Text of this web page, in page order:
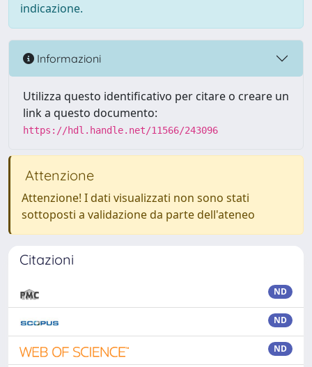
indicazione.
Informazioni
Utilizza questo identificativo per citare o creare un
link a questo documento:
https://hdl.handle.net/11566/243096
Attenzione
Attenzione! I dati visualizzati non sono stati
sottoposti a validazione da parte dell'ateneo
Citazioni
ND
ND
ND